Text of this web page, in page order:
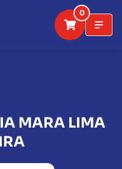
0
MARA LIMA